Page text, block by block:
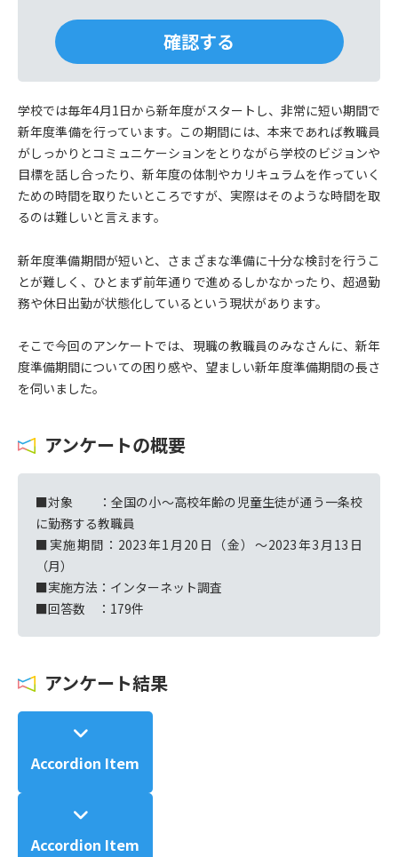
学校では毎年4月1日から新年度がスタートし、非常に短い期間で
新年度準備を行っています。この期間には、本来であれば教職員
がしっかりとコミュニケーションをとりながら学校のビジョンや
目標を話し合ったり、新年度の体制やカリキュラムを作っていく
ための時間を取りたいところですが、実際はそのような時間を取
るのは難しいと言えます。
新年度準備期間が短いと、さまざまな準備に十分な検討を行うこ
とが難しく、ひとまず前年通りで進めるしかなかったり、超過勤
務や休日出勤が状態化しているという現状があります。
そこで今回のアンケートでは、現職の教職員のみなさんに、新年
度準備期間についての困り感や、望ましい新年度準備期間の長さ
を伺いました。
アンケートの概要
■対象 ：全国の小〜高校年齢の児童生徒が通う一条校
に勤務する教職員
■実施期間：2023年1月20日（金）〜2023年3月13日
（月）
■実施方法：インターネット調査
■回答数 ：179件
アンケート結果
Accordion Item
Accordion Item